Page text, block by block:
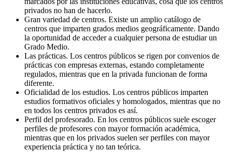
privados no han de hacerlo.
Gran variedad de centros. Existe un amplio catálogo de
centros que imparten grados medios geográficamente. Dando
la oportunidad de acceder a cualquier persona de estudiar un
Grado Medio.
Las prácticas. Los centros públicos se rigen por convenios de
prácticas con empresas externas, estando completamente
regulados, mientras que en la privada funcionan de forma
diferente.
Oficialidad de los estudios. Los centros públicos imparten
estudios formativos oficiales y homologados, mientras que no
en todos los centros privados es así.
Perfil del profesorado. En los centros públicos suele escoger
perfiles de profesores con mayor formación académica,
mientras que en los privados suelen ser perfiles con mayor
experiencia práctica y no tan teórica.